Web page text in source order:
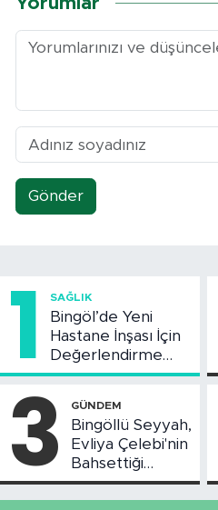
Gönder
1 SAĞLIK
Bingöl’de Yeni
Hastane İnşası İçin
Değerlendirme
Toplantısı Yapıldı
3 GÜNDEM
Bingöllü Seyyah,
Evliya Çelebi'nin
Bahsettiği
Bingöl'deki O
Yeri Görüntüledi